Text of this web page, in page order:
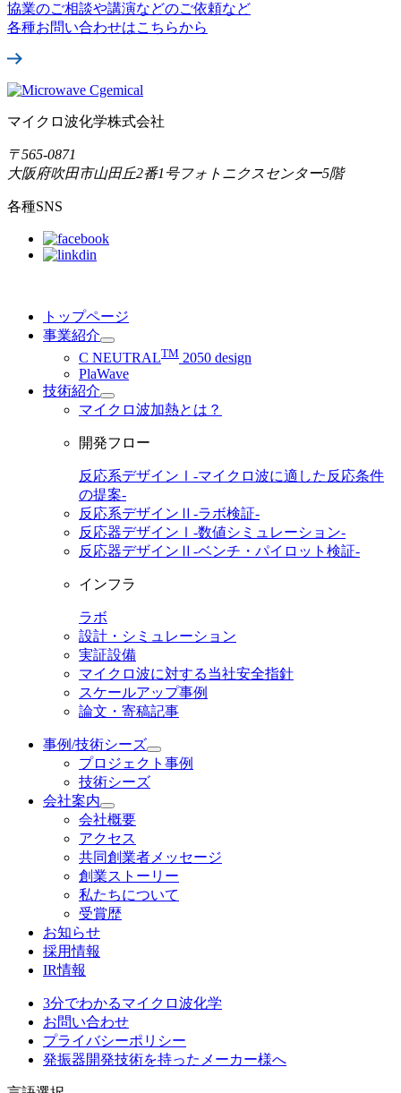
協業のご相談や講演などのご依頼など
各種お問い合わせはこちらから
マイクロ波化学株式会社
〒565-0871
大阪府吹田市山田丘2番1号フォトニクスセンター5階
各種SNS
トップページ
事業紹介
C NEUTRALTM 2050 design
PlaWave
技術紹介
マイクロ波加熱とは？
開発フロー
反応系デザインⅠ -マイクロ波に適した反応条件
の提案-
反応系デザインⅡ -ラボ検証-
反応器デザインⅠ -数値シミュレーション-
反応器デザインⅡ -ベンチ・パイロット検証-
インフラ
ラボ
設計・シミュレーション
実証設備
マイクロ波に対する当社安全指針
スケールアップ事例
論文・寄稿記事
事例/技術シーズ
プロジェクト事例
技術シーズ
会社案内
会社概要
アクセス
共同創業者メッセージ
創業ストーリー
私たちについて
受賞歴
お知らせ
採用情報
IR情報
3分でわかるマイクロ波化学
お問い合わせ
プライバシーポリシー
発振器開発技術を持ったメーカー様へ